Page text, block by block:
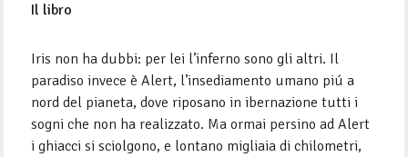
Il libro
Iris non ha dubbi: per lei l’inferno sono gli altri. Il
paradiso invece è Alert, l’insediamento umano piú a
nord del pianeta, dove riposano in ibernazione tutti i
sogni che non ha realizzato. Ma ormai persino ad Alert
i ghiacci si sciolgono, e lontano migliaia di chilometri,